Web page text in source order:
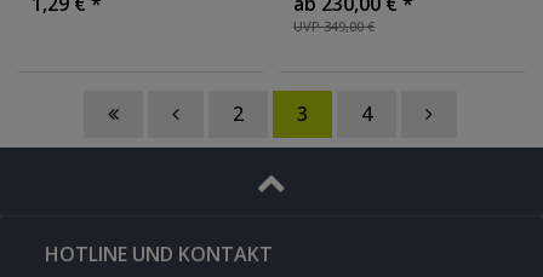
Rennrad Road Bike
Mädchen Jungen oder
Erwachsene MTB
UVP 349,00 €
2 3 4
HOTLINE UND KONTAKT